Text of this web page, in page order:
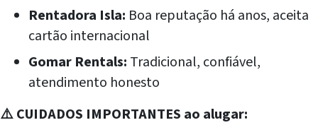
Rentadora Isla: Boa reputação há anos, aceita
cartão internacional
Gomar Rentals: Tradicional, confiável,
atendimento honesto
⚠️ CUIDADOS IMPORTANTES ao alugar: